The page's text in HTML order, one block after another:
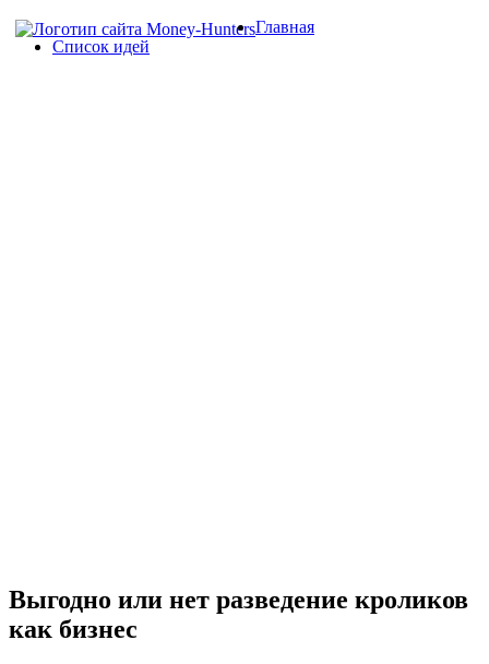
Главная
Список идей
Выгодно или нет разведение кроликов
как бизнес